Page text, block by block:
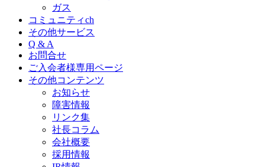
ガス
コミュニティch
その他サービス
Q & A
お問合せ
ご入会者様専用ページ
その他コンテンツ
お知らせ
障害情報
リンク集
社長コラム
会社概要
採用情報